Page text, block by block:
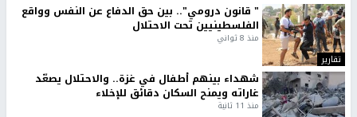
تقارير
" قانون درومي".. بين حق الدفاع عن النفس وواقع
الفلسطينيين تحت الاحتلال
منذ 8 ثواني
شهداء بينهم أطفال في غزة.. والاحتلال يصعّد
غاراته ويمنح السكان دقائق للإخلاء
منذ 11 ثانية